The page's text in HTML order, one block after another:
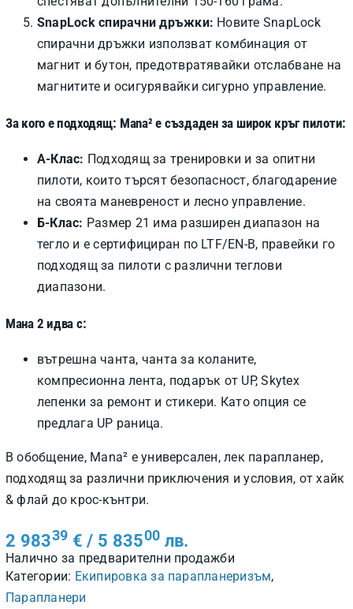
SnapLock спирачни дръжки: Новите SnapLock
спирачни дръжки използват комбинация от
магнит и бутон, предотвратявайки отслабване на
магнитите и осигурявайки сигурно управление.
За кого е подходящ: Mana² е създаден за широк кръг пилоти:
А-Клас: Подходящ за тренировки и за опитни
пилоти, които търсят безопасност, благодарение
на своята маневреност и лесно управление.
Б-Клас: Размер 21 има разширен диапазон на
тегло и е сертифициран по LTF/EN-B, правейки го
подходящ за пилоти с различни теглови
диапазони.
Мана 2 идва с:
вътрешна чанта, чанта за коланите,
компресионна лента, подарък от UP, Skytex
лепенки за ремонт и стикери. Като опция се
предлага UP раница.
В обобщение, Mana² е универсален, лек парапланер,
подходящ за различни приключения и условия, от хайк
& флай до крос-кънтри.
2 98339 € / 5 83500 лв.
Налично за предварителни продажби
Категории: Екипировка за парапланеризъм,
Парапланери